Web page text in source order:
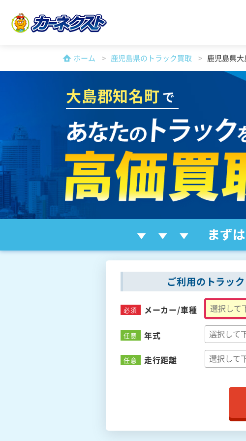
ホーム 鹿児島県のトラック買取 鹿児島県
大島郡知名町 で
ご利用のトラッ
必須 メーカー/車種
任意 年式
任意 走行距離